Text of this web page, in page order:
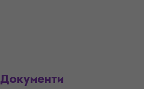
Документи